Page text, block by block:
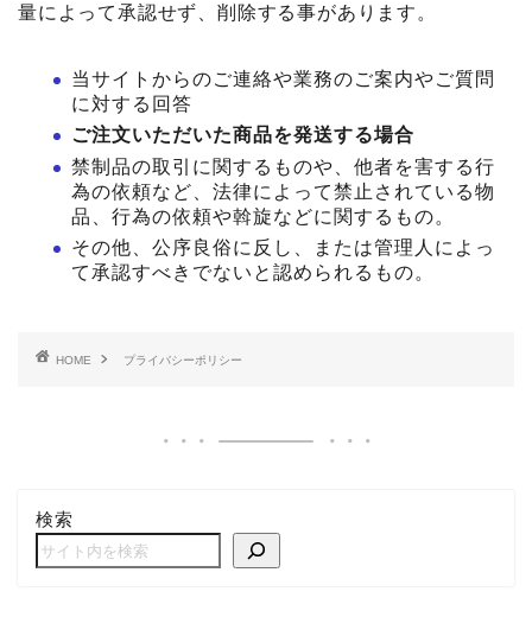
量によって承認せず、削除する事があります。
当サイトからのご連絡や業務のご案内やご質問
に対する回答
ご注文いただいた商品を発送する場合
禁制品の取引に関するものや、他者を害する行
為の依頼など、法律によって禁止されている物
品、行為の依頼や斡旋などに関するもの。
その他、公序良俗に反し、または管理人によっ
て承認すべきでないと認められるもの。
HOME プライバシーポリシー
検索